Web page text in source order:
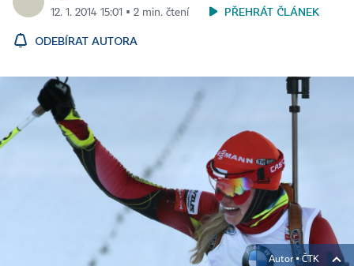
12. 1. 2014 15:01 ▪ 2 min. čtení PŘEHRÁT ČLÁNEK
ODEBÍRAT AUTORA
Autor ▪ČTK